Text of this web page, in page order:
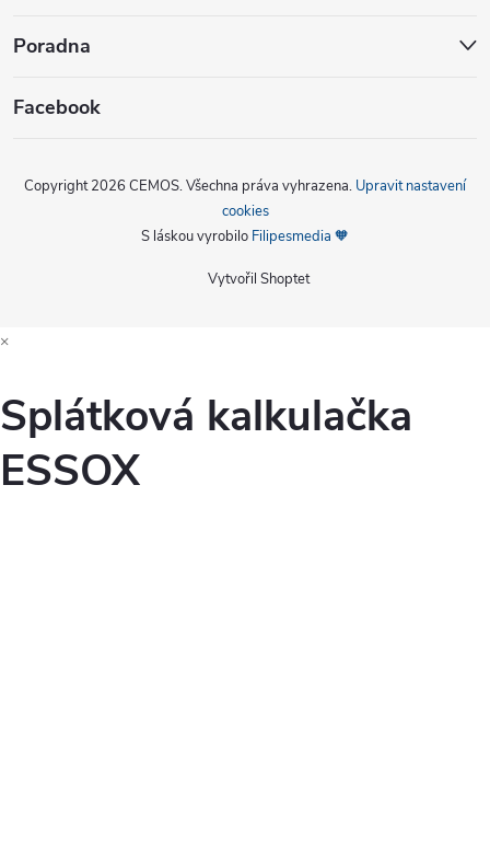
Poradna
Facebook
Vytvořil Shoptet
Copyright 2026 CEMOS. Všechna práva vyhrazena. Upravit nastavení
cookies
S láskou vyrobilo Filipesmedia 🧡
×
Splátková kalkulačka
ESSOX